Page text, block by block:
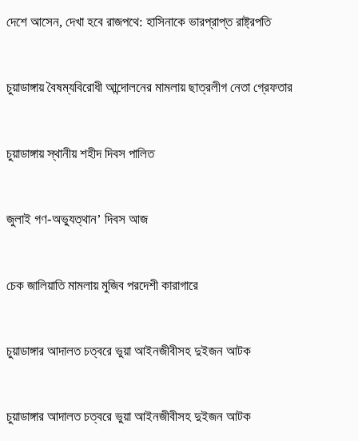
দেশে আসেন, দেখা হবে রাজপথে: হাসিনাকে ভারপ্রাপ্ত রাষ্ট্রপতি
চুয়াডাঙ্গায় বৈষম্যবিরোধী আন্দোলনের মামলায় ছাত্রলীগ নেতা গ্রেফতার
চুয়াডাঙ্গায় স্থানীয় শহীদ দিবস পা‌লিত
জুলাই গণ-অভ্যুত্থান’ দিবস আজ
চেক জালিয়াতি মামলায় মুজিব পরদেশী কারাগারে
চুয়াডাঙ্গার আদালত চত্বরে ভুয়া আইনজীবীসহ দুইজন আটক
চুয়াডাঙ্গার আদালত চত্বরে ভুয়া আইনজীবীসহ দুইজন আটক